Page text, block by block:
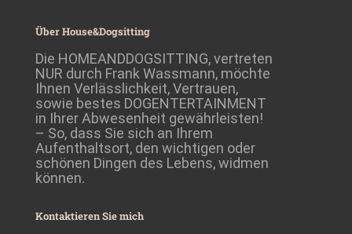
Über House&Dogsitting
Die HOMEANDDOGSITTING, vertreten
NUR durch Frank Wassmann, möchte
Ihnen Verlässlichkeit, Vertrauen,
sowie bestes DOGENTERTAINMENT
in Ihrer Abwesenheit gewährleisten!
– So, dass Sie sich an Ihrem
Aufenthaltsort, den wichtigen oder
schönen Dingen des Lebens, widmen
können.
Kontaktieren Sie mich